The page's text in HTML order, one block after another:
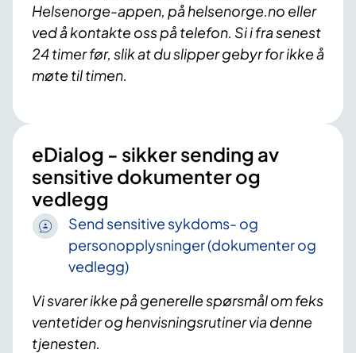
Helsenorge-appen, på helsenorge.no eller
ved å kontakte oss på telefon. Si i fra senest
24 timer før, slik at du slipper gebyr for ikke å
møte til timen.
eDialog - sikker sending av
sensitive dokumenter og
vedlegg
Send sensitive sykdoms- og
personopplysninger (dokumenter og
vedlegg)
Vi svarer ikke på generelle spørsmål om feks
ventetider og henvisningsrutiner via denne
tjenesten.